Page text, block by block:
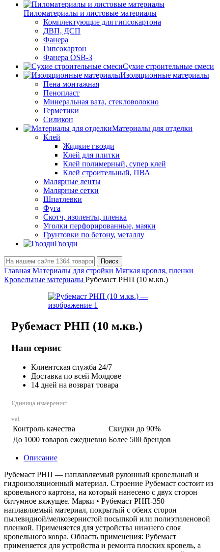
Пиломатериалы и листовые материалы
Комплектующие для гипсокартона
ДВП, ДСП
Фанера
Гипсокартон
Фанера OSB-3
Сухие строительные смеси
Изоляционные материалы
Пена монтажная
Пенопласт
Минеральная вата, стекловолокно
Герметики
Силикон
Материалы для отделки
Клей
Жидкие гвозди
Клей для плитки
Клей полимерный, супер клей
Клей строительный, ПВА
Малярные ленты
Малярные сетки
Шпатлевки
Фуга
Скотч, изоленты, пленка
Уголки перфорированные, маяки
Грунтовки по бетону, металлу
Гвозди
Поиск
Главная Материалы для стройки Мягкая кровля, пленки
Кровельные материалы Рубемаст РНП (10 м.кв.)
Рубемаст РНП (10 м.кв.)
Наш сервис
Клиентская служба 24/7
Доставка по всей Молдове
14 дней на возврат товара
Единица измерения:
val
Контроль качества
Скидки до 90%
До 1000 товаров ежедневно Более 500 брендов
Описание
Рубемаст РНП — наплавляемый рулонный кровельный и
гидроизоляционный материал. Строение Рубемаст состоит из
кровельного картона, на который нанесено с двух сторон
битумное вяжущее. Марки • Рубемаст РНП-350 —
наплавляемый материал, покрытый с обеих сторон
пылевидной/мелкозернистой посыпкой или полиэтиленовой
пленкой. Применяется для устройства нижнего слоя
кровельного ковра. Область применения: Рубемаст
применяется для устройства и ремонта плоских кровель, а